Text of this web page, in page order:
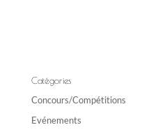
n
a
i
Catégories
Concours/Compétitions
Evénements